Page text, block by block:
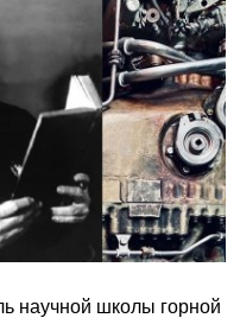
научной школы горной